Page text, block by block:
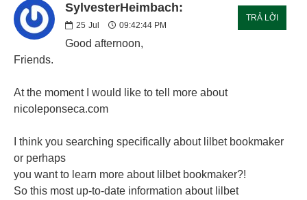
SylvesterHeimbach:
25 Jul 09:42:44 PM
TRẢ LỜI
Good afternoon,
Friends.
At the moment I would like to tell more about
nicoleponseca.com
I think you searching specifically about lilbet bookmaker
or perhaps
you want to learn more about lilbet bookmaker?!
So this most up-to-date information about lilbet